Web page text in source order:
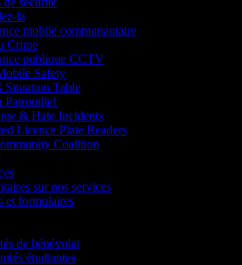
la
mobile communautaire
Crime
publique CCTV
Safety
Situation Table
Patrouille!
& Hate Incidents
Licence Plate Readers
Coalition
sur nos services
et formulaires
de bénévolat
étudiantes